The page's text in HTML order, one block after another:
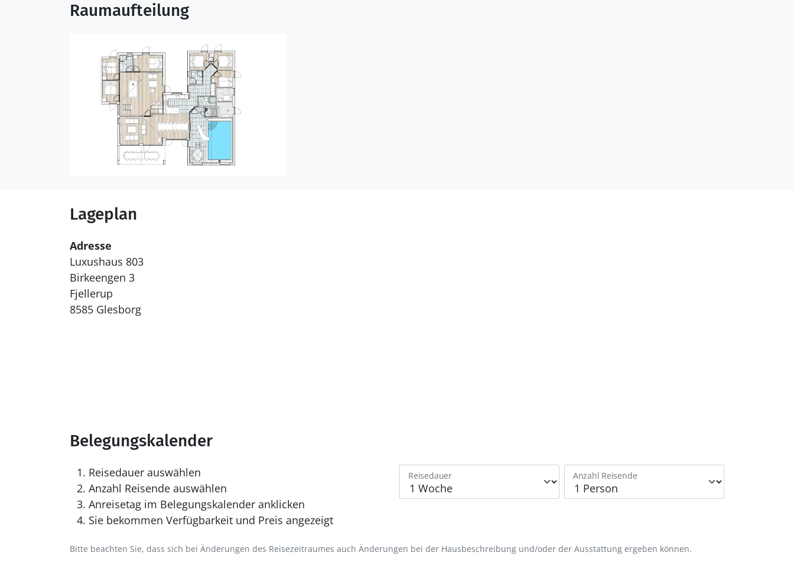
Raumaufteilung
Lageplan
Adresse
Luxushaus 803
Birkeengen 3
Fjellerup
8585 Glesborg
Belegungskalender
Reisedauer auswählen
Anzahl Reisende auswählen
Anreisetag im Belegungskalender anklicken
Sie bekommen Verfügbarkeit und Preis angezeigt
Reisedauer Anzahl Reisende
Bitte beachten Sie, dass sich bei Änderungen des Reisezeitraumes auch Änderungen bei der Hausbeschreibung und/oder der Ausstattung ergeben können.